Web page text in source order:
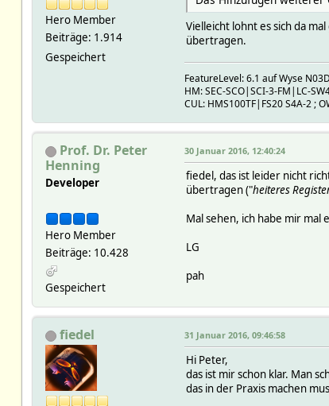
Hero Member
Beiträge: 1.914
Gespeichert
Vielleicht lohnt es sich da
übertragen.
FeatureLevel: 6.1 auf Wyse
HM: SEC-SCO|SCI-3-FM|LC-
CUL: HMS100TF|FS20 S4A-2 ;
Prof. Dr. Peter
Henning
Developer
Hero Member
Beiträge: 10.428
Gespeichert
30 Januar 2016, 12:40:24
fiedel, das ist leider nicht
übertragen ("heiteres
Mal sehen, ich habe mir mal
LG
pah
fiedel 31 Januar 2016, 09:46:58
Hi Peter,
das ist mir schon klar. Man
das in der Praxis machen